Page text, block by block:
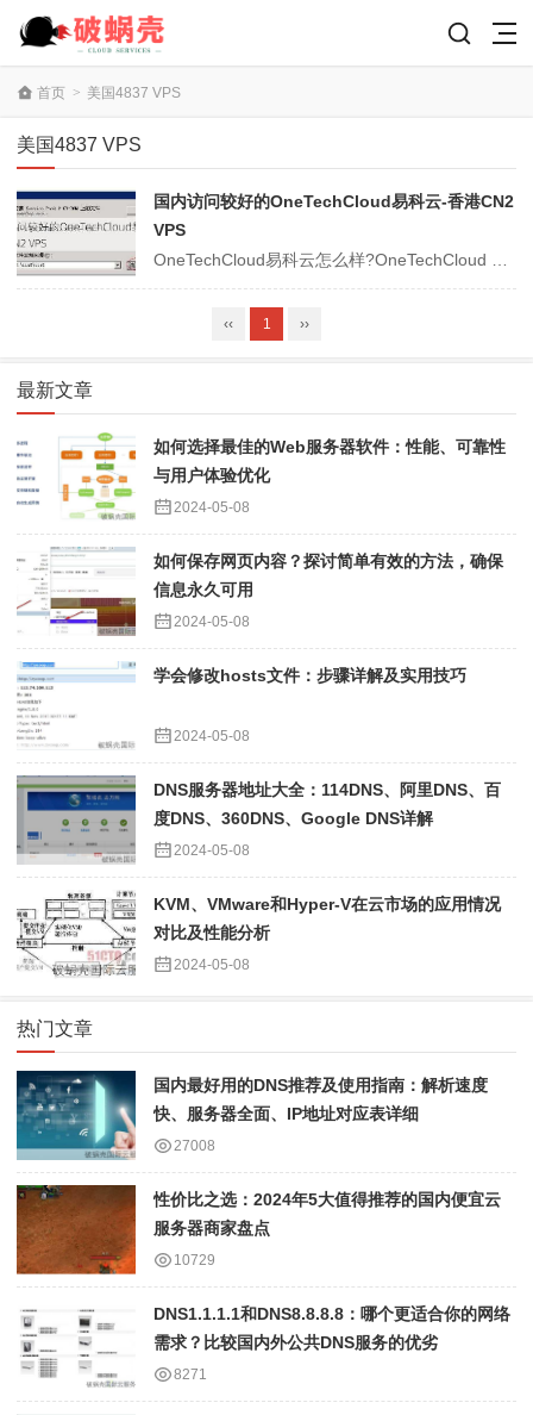
首页 > 美国4837 VPS
美国4837 VPS
国内访问较好的OneTechCloud易科云-香港CN2
VPS
‹‹ 1 ››
最新文章
如何选择最佳的Web服务器软件：性能、可靠性
与用户体验优化
2024-05-08
如何保存网页内容？探讨简单有效的方法，确保
信息永久可用
2024-05-08
学会修改hosts文件：步骤详解及实用技巧
2024-05-08
DNS服务器地址大全：114DNS、阿里DNS、百
度DNS、360DNS、Google DNS详解
2024-05-08
KVM、VMware和Hyper-V在云市场的应用情况
对比及性能分析
2024-05-08
热门文章
国内最好用的DNS推荐及使用指南：解析速度
快、服务器全面、IP地址对应表详细
27008
性价比之选：2024年5大值得推荐的国内便宜云
服务器商家盘点
10729
DNS1.1.1.1和DNS8.8.8.8：哪个更适合你的网络
需求？比较国内外公共DNS服务的优劣
8271